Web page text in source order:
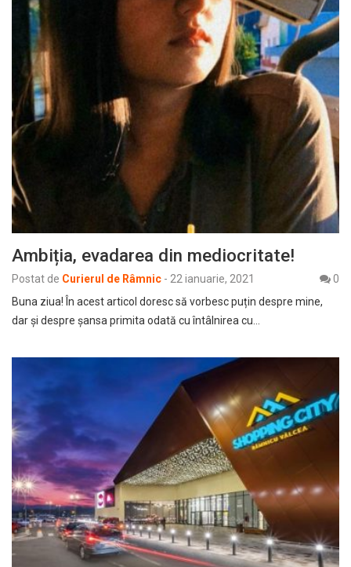
Ambiția, evadarea din mediocritate!
Postat de Curierul de Râmnic - 22 ianuarie, 2021
0
Buna ziua! În acest articol doresc să vorbesc puțin despre mine,
dar și despre șansa primita odată cu întâlnirea cu…